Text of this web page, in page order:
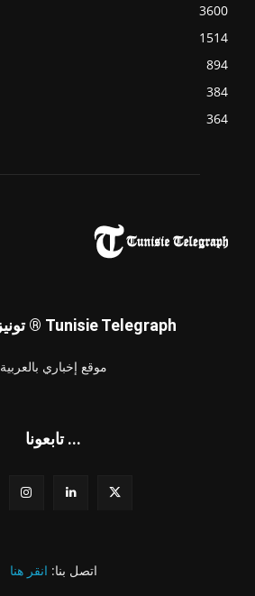
3600
1514
894
384
364
تونيزي تلغراف ® Tunisie Telegraph
موقع إخباري بالعربية
تابعونا ...
اتصل بنا: انقر هنا